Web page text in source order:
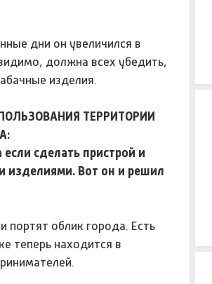
дни он увеличился в
должна всех убедить,
изделия.
ТЕРРИТОРИИ
сделать пристрой и
изделиями. Вот он и решил
портят облик города. Есть
теперь находится в